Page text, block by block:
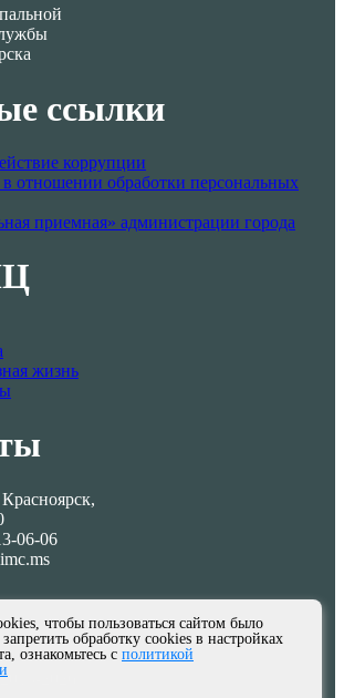
ссылки
коррупции
отношении обработки персональных
приемная» администрации города
жизнь
06-06
2026
чтобы пользоваться сайтом было
обработку cookies в настройках
ознакомьтесь с политикой